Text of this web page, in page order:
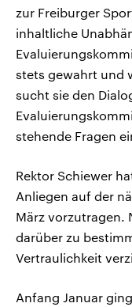
zur Freiburger
inhaltliche
stets gewahrt und
sucht sie den
stehende Fragen
Rektor Schiewer
Anliegen auf der
März vorzutragen.
darüber zu
Vertraulichkeit
Anfang Januar